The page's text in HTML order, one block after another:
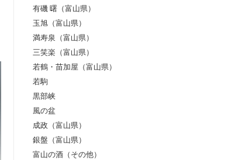
有磯 曙（富山県）
玉旭（富山県）
満寿泉（富山県）
三笑楽（富山県）
若鶴・苗加屋（富山県）
若駒
黒部峡
風の盆
成政（富山県）
銀盤（富山県）
富山の酒（その他）